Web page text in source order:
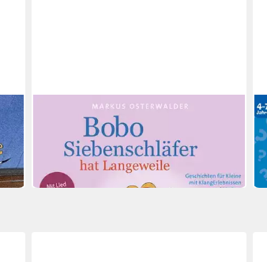
JUMBO VERLAG
Hörspiel Bobo Siebenschläfer hat
Langeweile,1 Audio-CD
17,60 €
in 3-4 Werktagen bei dir